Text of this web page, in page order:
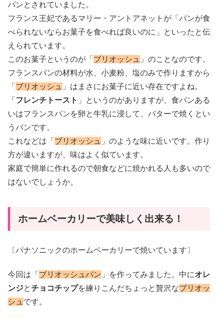
パンとされていました。
フランス王妃であるマリー・アントアネットが「パンが食
べられないならお菓子を食べれば良いのに」といったと伝
えられています。
このお菓子というのが「 ブリオッシュ
」のことなのです。
フランスパンの材料が水、小麦粉、塩のみで作りますから
「 ブリオッシュ
」はまさにお菓子に近い存在ですよね。
「 フレンチトースト 」というのがありますが、食パンある
いはフランスパンを卵と牛乳に浸して、バターで焼くとい
うパンです。
これなどは「 ブリオッシュ
」のような味に近いです。作り
方が違いますが、味はよく似ています。
家庭で簡単に作れるので朝食などに焼かれる人も多いので
はないでしょうか。
ホームベーカリーで美味しく出来る！
〔パナソニックのホームベーカリーで焼いています〕
今回は「 ブリオッシュパン 」を作ってみました。中にオレ
ンジとチョコチップを練りこんだちょっと贅沢なブリオッ
シュ です。